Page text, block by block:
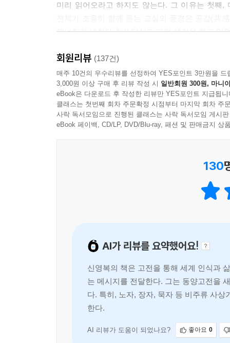
하지만 좋은 강의를 듣는 모두가 공부를 잘 하
되고, 실천과 변화로 이어져야 진정한 공부가 된
자기만의 의미와 가치를 발견할 때 비로소 변화로
제대로 된 ‘사람’이 될 때, 사람을 세우는 사람이
없는 인간이기 때문에 현장까지 이어지는 공부는
사람은 다른 가치의 하위 개념이 아니며, 사람
마음에 새겨봅니다.
미리 읽어오라고 하지도 않는다. 그 이유는 첫째
에너지가 넘친다. “아! 당신도 그런 생각을 하고 있
날이면, 선생은 수강생들 모두를 데리고 나목이
함께할 순 없지만, 앞으로 펼쳐질 수강생 한 사람
선생은 1988년 특별가석방으로 출소한 이후, 그
재직하며 강의를 계속하였다. 거의 25년간 대학 강
이제 선생은 2014년 겨울 학기를 마지막으로 더
이 책은 저자의 성공회대학 강의를 녹취한 원고
미흡해서 부끄러움을 느꼈다고 술회했지만, 선
동양고전에서 읽는 유연한 세계 인식의 틀
[강의] 이후 10년, 더욱 깊고 풍부해진 ‘나의 동양고
2004년에 출간된 『강의』에 이어 신작 『담론
공부의 텍스트로 선택한 이유는 동양고전이
무엇보다 인간을 중심에 둔다. 여기서 인간 중
물론이다. 동양 사상에서 인간은 천지인(天地人
있는 조화와 균형감, 그리고 과거를 성찰하고 미
회원리뷰 (137건)
매주 10건의 우수리뷰를 선정하여 YES포인트 3만원을 드
3,000원 이상 구매 후 리뷰 작성 시 일반회원 300원, 마니
eBook은 다운로드 후 작성한 리뷰만 YES포인트 지급됩니
클래스는 첫번째 회차 주문확정 시점부터 마지막 회차 주
사락 독서모임으로 진행된 클래스는 사락 독서모임 게시
eBook 페이백, CD/LP, DVD/Blu-ray, 패션 및 판매금지 상
130
AI가 리뷰를 요약했어요!
신영복의 책은 고전을 통해 세계 인식과
는 메시지를 전달한다. 그는 동양고전을
다. 특히, 노자, 장자, 묵자 등 비주류 사
한다.
AI 리뷰가 도움이 되었나요? 좋아요 0